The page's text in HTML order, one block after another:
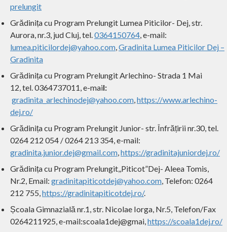
prelungit
Grădinița cu Program Prelungit Lumea Piticilor- Dej, str.
Aurora, nr.3, jud Cluj, tel.0364150764, e-mail:
lumea.piticilordej@yahoo.com,Gradinita Lumea Piticilor Dej –
Gradinita
Grădinița cu Program Prelungit Arlechino- Strada 1 Mai
12, tel.0364737011, e-mail:
gradinita_arlechinodej@yahoo.com,https://www.arlechino-
dej.ro/
Grădinița cu Program Prelungit Junior- str. Înfrățirii nr.30, tel.
0264 212 054 / 0264 213 354, e-mail:
gradinita.junior.dej@gmail.com,https://gradinitajuniordej.ro/
Grădinița cu Program Prelungit,,Piticot”Dej- Aleea Tomis,
Nr.2, Email: gradinitapiticotdej@yahoo.com, Telefon: 0264
212 755,https://gradinitapiticotdej.ro/.
Școala Gimnazială nr.1, str. Nicolae Iorga, Nr.5, Telefon/Fax
0264211925, e-mail:scoala1dej@gmai,https://scoala1dej.ro/